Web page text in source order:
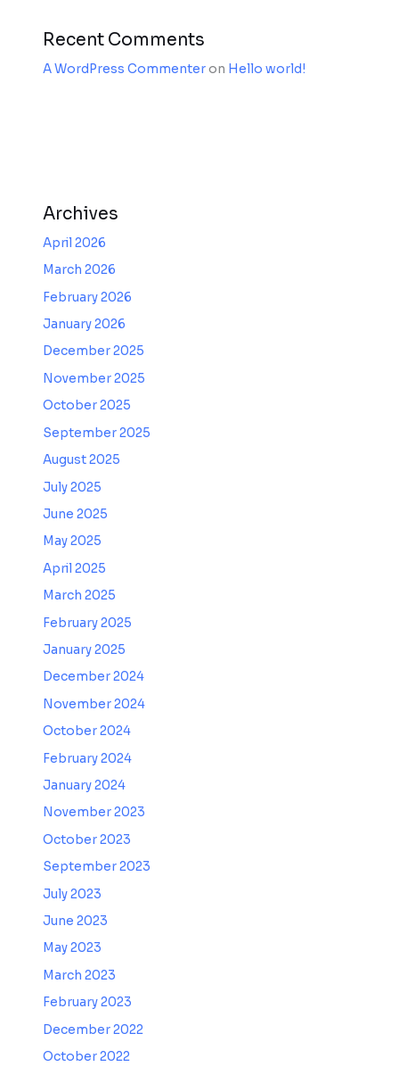
Recent Comments
A WordPress Commenteron Hello world!
Archives
April 2026
March 2026
February 2026
January 2026
December 2025
November 2025
October 2025
September 2025
August 2025
July 2025
June 2025
May 2025
April 2025
March 2025
February 2025
January 2025
December 2024
November 2024
October 2024
February 2024
January 2024
November 2023
October 2023
September 2023
July 2023
June 2023
May 2023
March 2023
February 2023
December 2022
October 2022